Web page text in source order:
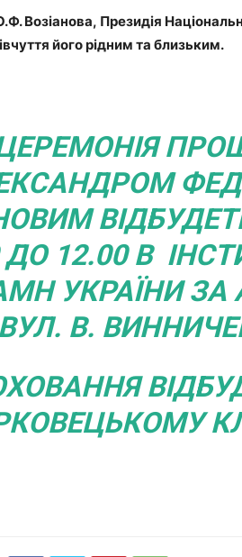
Возіанова, Президія
його рідним та близьким.
ДО 12.00 В
УКРАЇНИ
ВУЛ. В.